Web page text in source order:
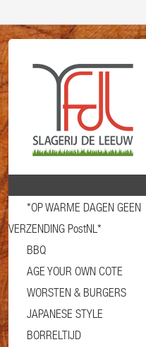
*OP WARME DAGEN GEEN
VERZENDING PostNL*
BBQ
AGE YOUR OWN COTE
WORSTEN & BURGERS
JAPANESE STYLE
BORRELTIJD